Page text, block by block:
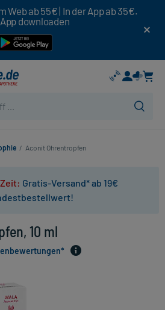
Web ab 55€ | In der App ab 35€.
downloaden
/ Aconit Ohrentropfen
Gratis-Versand* ab 19€
10 ml